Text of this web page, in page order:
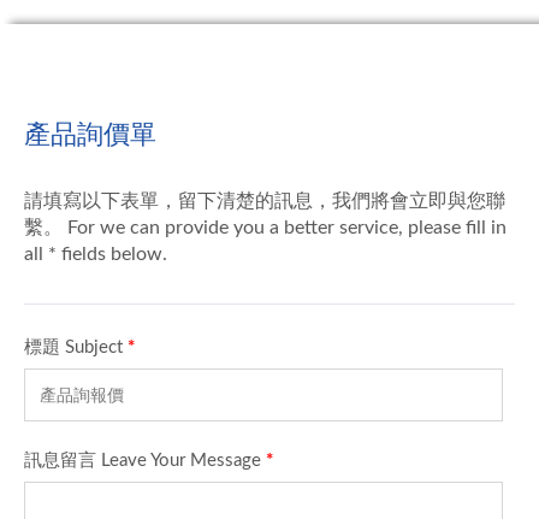
產品詢價單
請填寫以下表單，留下清楚的訊息，我們將會立即與您聯
繫。 For we can provide you a better service, please fill in
all * fields below.
標題 Subject *
訊息留言 Leave Your Message *